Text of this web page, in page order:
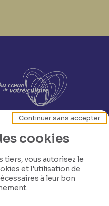
cookies
tiers, vous autorisez le
et l'utilisation de
à leur bon
Continuer sans accepter